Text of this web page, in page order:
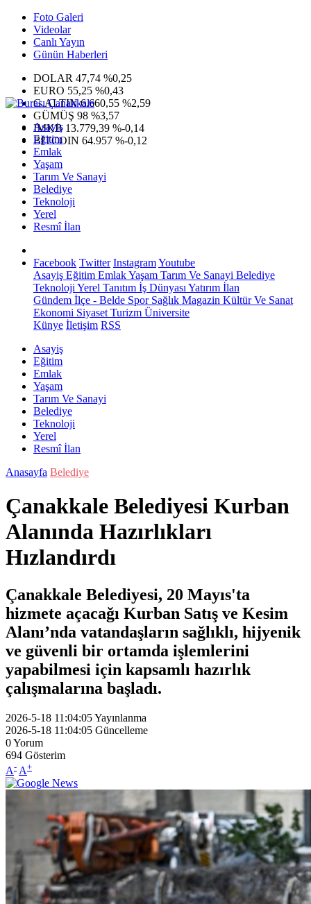
Foto Galeri
Videolar
Canlı Yayın
Günün Haberleri
DOLAR 47,74 %0,25
EURO 55,25 %0,43
G.ALTIN6.660,55 %2,59
GÜMÜŞ 98 %3,57
IMKB 13.779,39 %-0,14
BITCOIN 64.957 %-0,12
Asayiş
Eğitim
Emlak
Yaşam
Tarım Ve Sanayi
Belediye
Teknoloji
Yerel
Resmî İlan
Facebook Twitter InstagramYoutube
Asayiş Eğitim EmlakYaşam Tarım Ve Sanayi Belediye
Teknoloji Yerel Tanıtım İş Dünyası Yatırım İlan
Gündem İlçe - Belde SporSağlık Magazin Kültür Ve Sanat
Ekonomi Siyaset Turizm Üniversite
Künye İletişim RSS
Asayiş
Eğitim
Emlak
Yaşam
Tarım Ve Sanayi
Belediye
Teknoloji
Yerel
Resmî İlan
Anasayfa Belediye
Çanakkale Belediyesi Kurban
Alanında Hazırlıkları
Hızlandırdı
Çanakkale Belediyesi, 20 Mayıs'ta
hizmete açacağı Kurban Satış ve Kesim
Alanı’nda vatandaşların sağlıklı, hijyenik
ve güvenli bir ortamda işlemlerini
yapabilmesi için kapsamlı hazırlık
çalışmalarına başladı.
2026-5-18 11:04:05Yayınlanma
2026-5-18 11:04:05 Güncelleme
0Yorum
694 Gösterim
A- A+